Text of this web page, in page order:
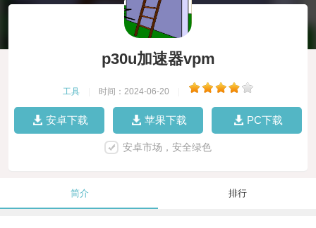
p30u加速器vpm
工具 时间：2024-06-20
安卓下载 苹果下载 PC下载
安卓市场，安全绿色
简介 排行